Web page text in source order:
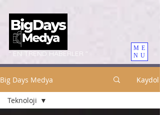
ME
NU
" EN TREND HABERLER "
Big Days Medya Kaydol
Teknoloji